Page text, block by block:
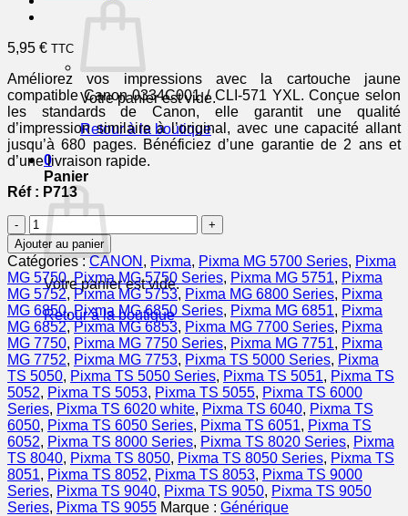
Votre panier est vide.
Retour à la boutique
0
Panier
Votre panier est vide.
Retour à la boutique
5,95 € TTC
Améliorez vos impressions avec la cartouche jaune
compatible Canon 0334C001 / CLI-571 YXL. Conçue selon
les standards de Canon, elle garantit une qualité
d’impression similaire à l’original, avec une capacité allant
jusqu’à 680 pages. Bénéficiez d’une garantie de 2 ans et
d’une livraison rapide.
Réf : P713
quantité
de
0334C001
/
CLI-
571
YXL
-
cartouche
compatible
Canon
-
jaune
Ajouter au panier
Catégories :CANON , Pixma, Pixma MG 5700 Series, Pixma
MG 5750,Pixma MG 5750 Series, Pixma MG 5751, Pixma
MG 5752,Pixma MG 5753, Pixma MG 6800 Series, Pixma
MG 6850,Pixma MG 6850 Series, Pixma MG 6851, Pixma
MG 6852,Pixma MG 6853, Pixma MG 7700 Series, Pixma
MG 7750, Pixma MG 7750 Series, Pixma MG 7751, Pixma
MG 7752, Pixma MG 7753, Pixma TS 5000 Series, Pixma
TS 5050, Pixma TS 5050 Series, Pixma TS 5051, Pixma TS
5052, Pixma TS 5053, Pixma TS 5055, Pixma TS 6000
Series, Pixma TS 6020 white, Pixma TS 6040, Pixma TS
6050, Pixma TS 6050 Series, Pixma TS 6051, Pixma TS
6052, Pixma TS 8000 Series, Pixma TS 8020 Series, Pixma
TS 8040, Pixma TS 8050, Pixma TS 8050 Series, Pixma TS
8051, Pixma TS 8052, Pixma TS 8053, Pixma TS 9000
Series, Pixma TS 9040, Pixma TS 9050, Pixma TS 9050
Series, Pixma TS 9055 Marque : Générique